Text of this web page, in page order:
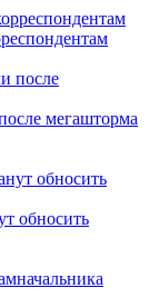
мегашторма
обносить